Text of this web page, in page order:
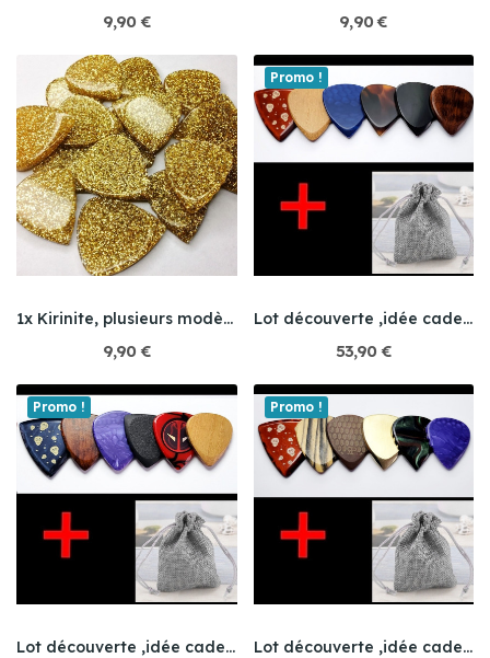
9,90 € 9,90 €
1x Kirinite, plusieurs modèles
9,90 €
Promo !
Lot découverte ,idée cadeau
53,90 €
Promo !
Lot découverte ,idée cadeau
Promo !
Lot découverte ,idée cadeau